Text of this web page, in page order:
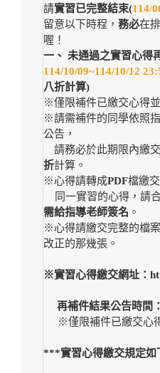
請實習已完整結束(114/
留意以下時程， 務必在
喔！
一、 未通過之實習心得
114/10/09~114/10/12
八折計算)
※僅限補件已繳交心得
※請需補件的同學依照
公告，
請務必於此期限內繳
折計算。
※心得請轉成PDF檔繳
同一實習的心得，請
需給指導老師簽名 。
※心得請繳交完整的檔
改正的那幾張。
※實習心得繳交網址：
再補件結果公告時間：
※僅限補件已繳交心
***實習心得繳交規定